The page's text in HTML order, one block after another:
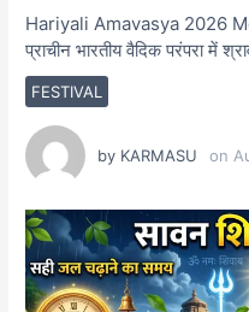
FESTIVAL
Hariyali Amavasya 2026
प्राचीन भारतीय वैदिक परंपरा में
by KARMASU on